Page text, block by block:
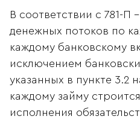
В соответствии с 781-П
денежных потоков по
каждому банковскому
исключением
указанных в пункте 3.2
каждому займу
исполнения